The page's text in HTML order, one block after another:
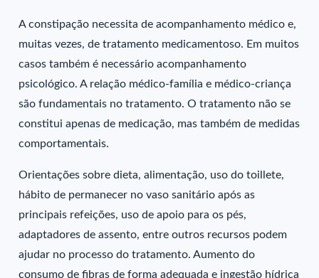
A constipação necessita de acompanhamento médico e,
muitas vezes, de tratamento medicamentoso. Em muitos
casos também é necessário acompanhamento
psicológico. A relação médico-família e médico-criança
são fundamentais no tratamento. O tratamento não se
constitui apenas de medicação, mas também de medidas
comportamentais.
Orientações sobre dieta, alimentação, uso do toillete,
hábito de permanecer no vaso sanitário após as
principais refeições, uso de apoio para os pés,
adaptadores de assento, entre outros recursos podem
ajudar no processo do tratamento. Aumento do
consumo de fibras de forma adequada e ingestão hídrica